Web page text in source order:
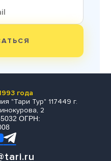
года
"Тари Тур" 117449 г.
2
ОГРН: